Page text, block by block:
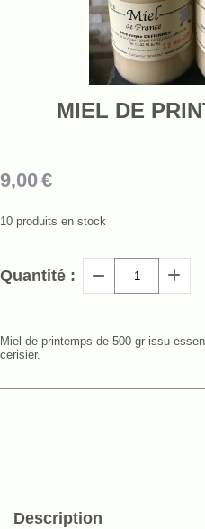
MIEL DE
9,00€
10 produits en stock
Quantité :
Miel de printemps de 500 gr issu
cerisier.
Description